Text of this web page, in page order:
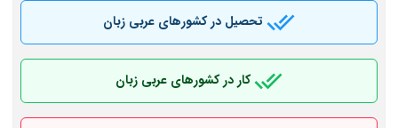
تحصیل در کشورهای عربی زبان
کار در کشورهای عربی زبان